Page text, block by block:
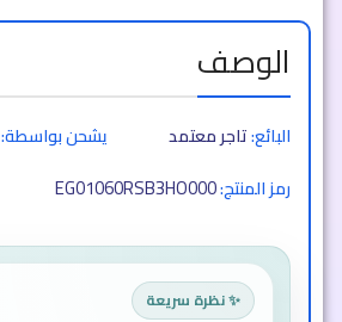
الوصف
البائع:تاجر معتمد يشحن بواسطة:
رمز المنتج:EG01060RSB3HO000
✨ نظرة سريعة